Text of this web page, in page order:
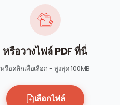
หรือวางไฟล์ PDF ที่นี่
หรือคลิกเพื่อเลือก - สูงสุด 100MB
เลือกไฟล์